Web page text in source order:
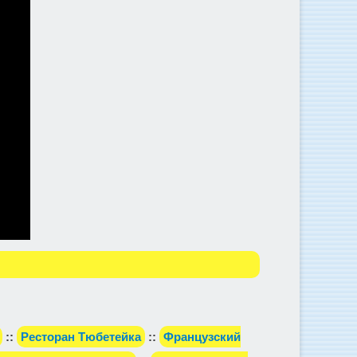
:: Ресторан Тюбетейка :: Французский